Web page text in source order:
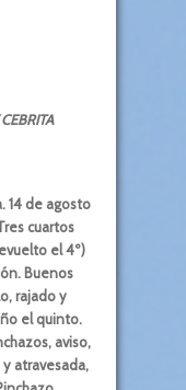
14 de agosto
cuartos
el 4º)
Buenos
rajado y
el quinto.
aviso,
atravesada,